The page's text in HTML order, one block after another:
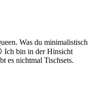
Was du minimalistisch
Ich bin in der Hinsicht
es nichtmal Tischsets.